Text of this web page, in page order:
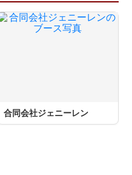
合同会社ジェニーレン